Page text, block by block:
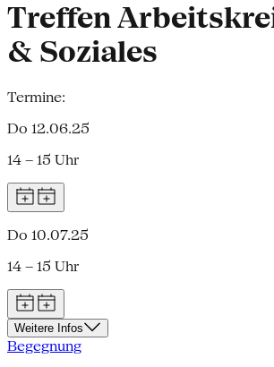
Treffen
& Soziales
Termine:
Do 12.06.25
14 – 15 Uhr
Do 10.07.25
14 – 15 Uhr
Weitere Infos
Begegnung